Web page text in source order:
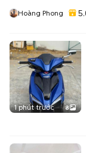
Hoàng Phong
1 phút trước 8